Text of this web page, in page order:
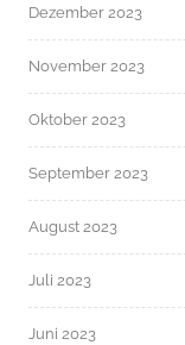
Dezember 2023
November 2023
Oktober 2023
September 2023
August 2023
Juli 2023
Juni 2023